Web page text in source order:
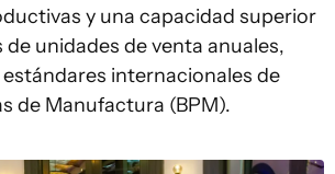
y una capacidad superior
de unidades de venta anuales,
internacionales de
de Manufactura (BPM).